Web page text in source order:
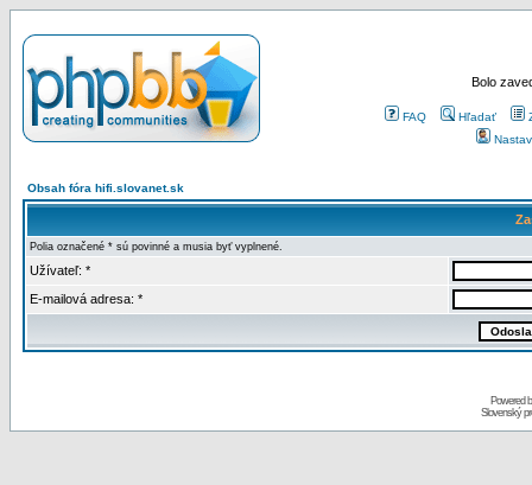
Bolo
FAQ Hľadať
Obsah fóra hifi.slovanet.sk
Polia označené * sú povinné a musia byť vyplnené.
Užívateľ: *
E-mailová adresa: *
Powered
Slovenský